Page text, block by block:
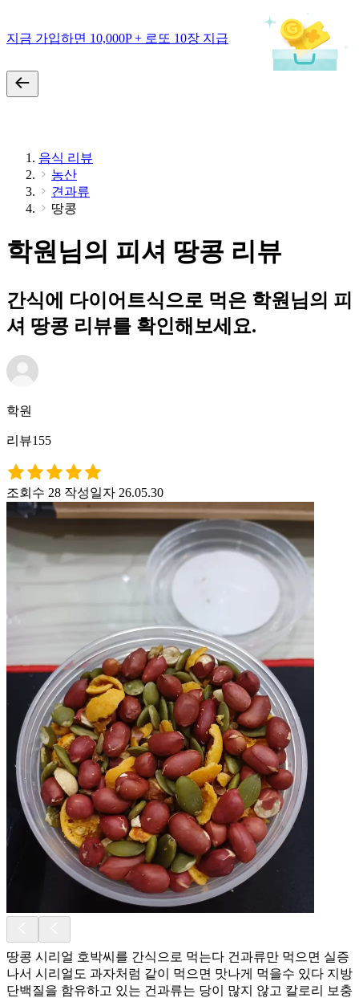
지금 가입하면 10,000P + 로또 10장 지급
음식 리뷰
농산
견과류
땅콩
학원님의 피셔 땅콩 리뷰
간식에 다이어트식으로 먹은 학원님의 피
셔 땅콩 리뷰를 확인해보세요.
학원
리뷰155
조회수 28 작성일자 26.05.30
땅콩 시리얼 호박씨를 간식으로 먹는다 건과류만 먹으면 실증
나서 시리얼도 과자처럼 같이 먹으면 맛나게 먹을수 있다 지방
단백질을 함유하고 있는 건과류는 당이 많지 않고 칼로리 보충